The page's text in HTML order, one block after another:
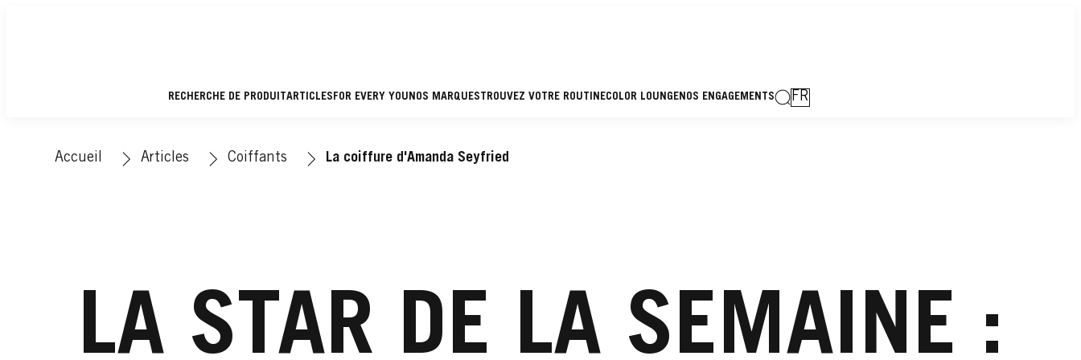
RECHERCHE DE PRODUIT ARTICLESFOR EVERY YOUNOS MARQUES TROUVEZ VOTRE ROUTINECOLOR LOUNGENOS ENGAGEMENTS FR
Accueil Articles Coiffants La coiffure d'Amanda Seyfried
LA STAR DE LA SEMAINE :